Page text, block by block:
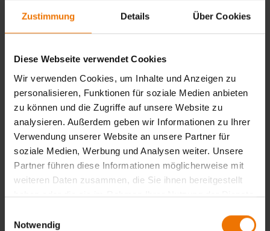
Zustimmung Details Über Cookies
Diese Webseite verwendet Cookies
Wir verwenden Cookies, um Inhalte und Anzeigen zu
personalisieren, Funktionen für soziale Medien anbieten
zu können und die Zugriffe auf unsere Website zu
analysieren. Außerdem geben wir Informationen zu Ihrer
Verwendung unserer Website an unsere Partner für
soziale Medien, Werbung und Analysen weiter. Unsere
Partner führen diese Informationen möglicherweise mit
weiteren Daten zusammen, die Sie ihnen bereitgestellt
haben oder die sie im Rahmen Ihrer Nutzung der Dienste
Notwendig
Teil 2
05.10.2026 – 14.10.2026 Fellbach
1.935,00 € Auswählen
Teil 3
15.10.2026 – 14.12.2026 Fellbach
5.875,00 € Auswählen